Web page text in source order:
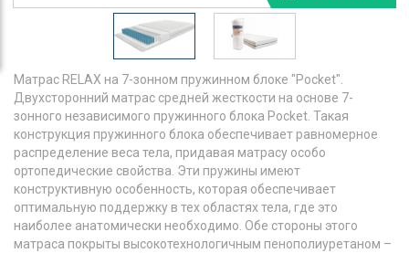
Матрас RELAX на 7-зонном пружинном блоке "Pocket".
Двухсторонний матрас средней жесткости на основе 7-
зонного независимого пружинного блока Pocket. Такая
конструкция пружинного блока обеспечивает равномерное
распределение веса тела, придавая матрасу особо
ортопедические свойства. Эти пружины имеют
конструктивную особенность, которая обеспечивает
оптимальную поддержку в тех областях тела, где это
наиболее анатомически необходимо. Обе стороны этого
матраса покрыты высокотехнологичным пенополиуретаном –